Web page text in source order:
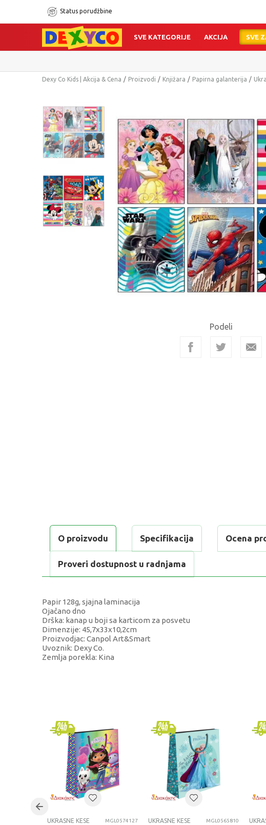
Status porudžbine
SVE KATEGORIJE AKCIJA SVE
Dexy Co Kids | Akcija & Cena Proizvodi Knjižara Papirna galanterija
Podeli
O proizvodu Specifikacija Ocena
Proveri dostupnost u radnjama
Papir 128g, sjajna laminacija
Ojačano dno
Drška: kanap u boji sa karticom za posvetu
Dimenzije: 45,7x33x10,2cm
Proizvodjac: Canpol Art&Smart
Uvoznik: Dexy Co.
Zemlja porekla: Kina
Brend
Pol
Uzrast
Kategorija
UKRASNE KESE MGL0574127 UKRASNE KESE MGL0565810